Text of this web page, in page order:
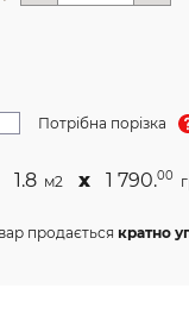
Потрібна порізка
1.8 м2 х 1 790.00
продається кратно